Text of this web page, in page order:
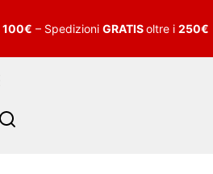
100€ – Spedizioni GRATISoltre i 250€